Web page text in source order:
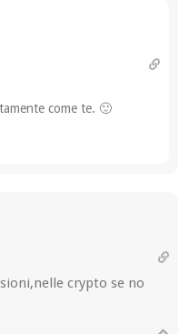
come te. 🙂
crypto se no